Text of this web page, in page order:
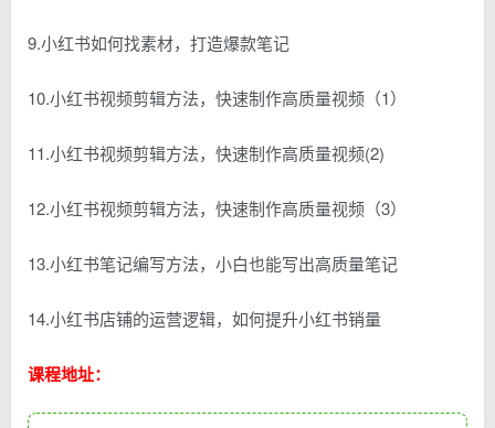
9.小红书如何找素材，打造爆款笔记
10.小红书视频剪辑方法，快速制作高质量视频（1）
11.小红书视频剪辑方法，快速制作高质量视频(2)
12.小红书视频剪辑方法，快速制作高质量视频（3）
13.小红书笔记编写方法，小白也能写出高质量笔记
14.小红书店铺的运营逻辑，如何提升小红书销量
课程地址：